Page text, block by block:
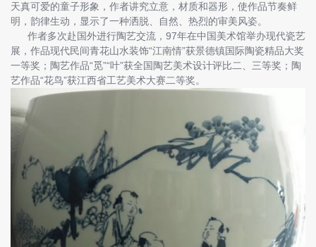
天真可爱的童子形象，作者讲究立意，材质和器形，使作品节奏鲜
明，韵律生动，显示了一种洒脱、自然、热烈的审美风姿。
作者多次赴国外进行陶艺交流，97年在中国美术馆举办现代瓷艺
展，作品现代民间青花山水装饰“江南情”获景德镇国际陶瓷精品大奖
一等奖；陶艺作品“觅”“叶”获全国陶艺美术设计评比二、三等奖；陶
艺作品“花鸟”获江西省工艺美术大赛二等奖。